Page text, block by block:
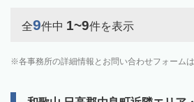
全9件中 1~9件を表示
各事務所の詳細情報とお問い合わせフォーム